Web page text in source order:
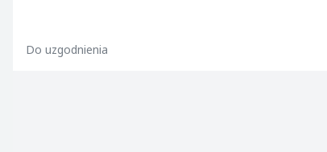
Do uzgodnienia